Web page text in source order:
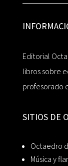
Editorial
libros sobre
profesorado
SITIOS DE
Octaedro
Música y